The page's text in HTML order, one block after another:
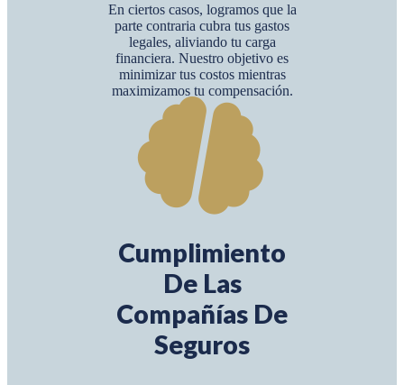
En ciertos casos, logramos que la
parte contraria cubra tus gastos
legales, aliviando tu carga
financiera. Nuestro objetivo es
minimizar tus costos mientras
maximizamos tu compensación.
Cumplimiento
De Las
Compañías De
Seguros